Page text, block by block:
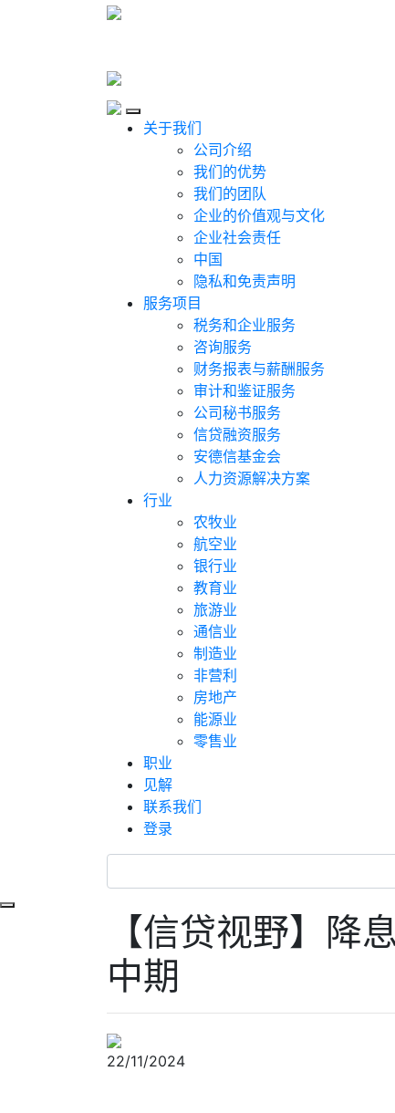
Close
关于我们
公司介绍
我们的优势
我们的团队
企业的价值观与文化
企业社会责任
中国
隐私和免责声明
服务项目
税务和企业服务
咨询服务
财务报表与薪酬服务
审计和鉴证服务
公司秘书服务
信贷融资服务
安德信基金会
人力资源解决方案
行业
农牧业
航空业
银行业
教育业
旅游业
通信业
制造业
非营利
房地产
能源业
零售业
职业
见解
联系我们
登录
Toggle navigation【信贷视野】降
中期
22/11/2024